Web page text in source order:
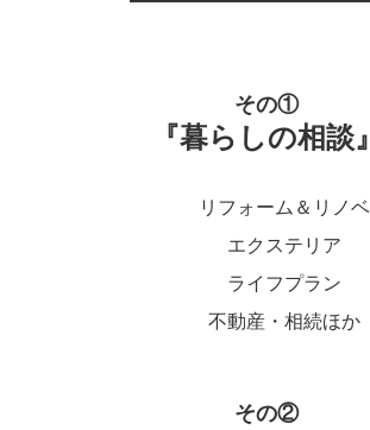
その①
『暮らしの相談』
リフォーム＆リノベ
エクステリア
ライフプラン
不動産・相続ほか
その②